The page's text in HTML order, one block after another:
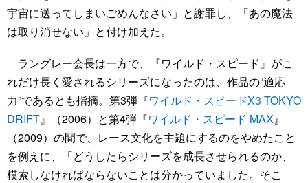
宇宙に送ってしまいごめんなさい」と謝罪し、「あの魔法
は取り消せない」と付け加えた。
ラングレー会長は一方で、『ワイルド・スピード』がこ
れだけ長く愛されるシリーズになったのは、作品の“適応
力”であるとも指摘。第3弾『ワイルド・スピードX3 TOKYO
DRIFT』（2006）と第4弾『ワイルド・スピード MAX』
（2009）の間で、レース文化を主題にするのをやめたこと
を例えに、「どうしたらシリーズを成長させられるのか、
模索しなければならないことは分かっていました。そこ